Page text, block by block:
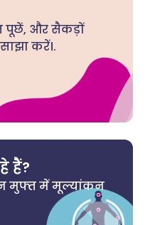
पूछें, और सैकड़ों
करें।.
हैं?
मुफ्त में मूल्यांकन